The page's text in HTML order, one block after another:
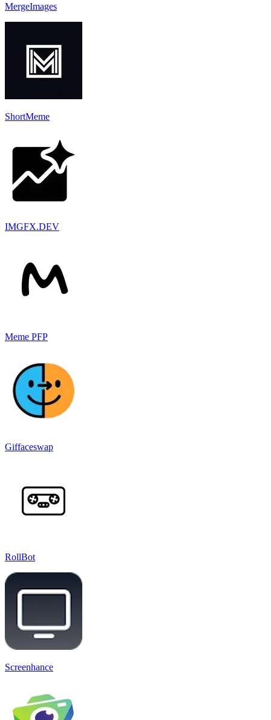
MergeImages
ShortMeme
IMGFX.DEV
Meme PFP
Giffaceswap
RollBot
Screenhance